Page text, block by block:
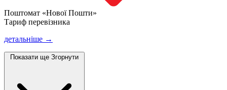
Поштомат «Нової Пошти»
Тариф перевізника
детальніше →
Показати ще Згорнути